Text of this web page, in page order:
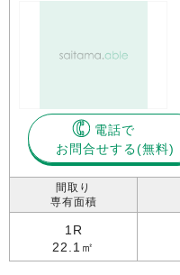
電話で
お問合せする
間取り
専有面積
1R
22.1㎡